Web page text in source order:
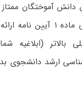
آموختگان
درخشان) دوره کارشناسی پیوسته، (براساس
کارشناسی ارشد